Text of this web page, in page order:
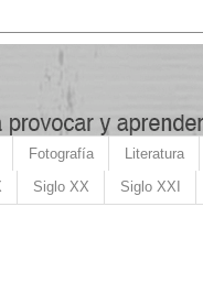
Fotografía Literatura
Siglo XX Siglo XXI